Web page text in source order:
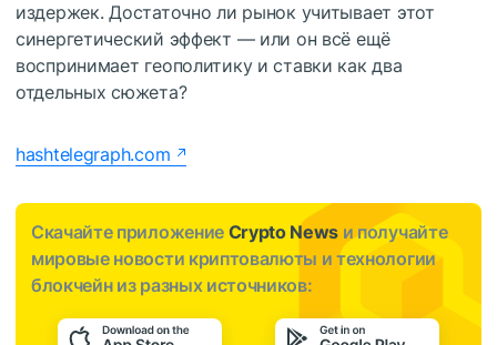
издержек. Достаточно ли рынок учитывает этот
синергетический эффект — или он всё ещё
воспринимает геополитику и ставки как два
отдельных сюжета?
hashtelegraph.com
Скачайте приложение Crypto News и получайте
мировые новости криптовалюты и технологии
блокчейн из разных источников: